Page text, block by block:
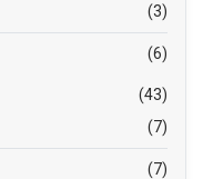
(3)
(6)
(43)
(7)
(7)